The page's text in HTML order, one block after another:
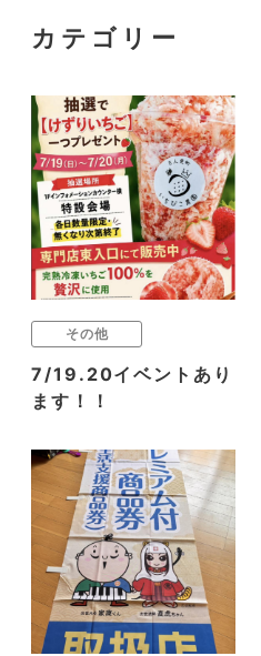
カテゴリー
その他
7/19.20イベントあり
ます！！